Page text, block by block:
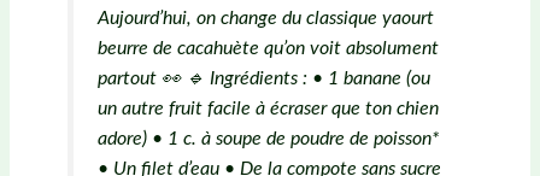
Aujourd’hui, on change du classique yaourt
beurre de cacahuète qu’on voit absolument
partout 👀 🔹 Ingrédients : • 1 banane (ou
un autre fruit facile à écraser que ton chien
adore) • 1 c. à soupe de poudre de poisson*
• Un filet d’eau • De la compote sans sucre